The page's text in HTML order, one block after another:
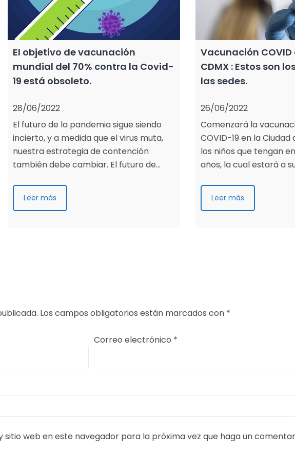
El objetivo de vacunación
mundial del 70% contra la Covid-
19 está obsoleto.
28/06/2022
El futuro de la pandemia sigue siendo
incierto, y a medida que el virus muta,
nuestra estrategia de contención
también debe cambiar. El futuro de…
Leer más
Vacunación COVID
CDMX : Estos son
las sedes.
26/06/2022
Comenzará la
COVID-19 en la
los niños que tengan
años, la cual estará a
Leer más
Los campos obligatorios están marcados con *
Correo electrónico *
web en este navegador para la próxima vez que haga un